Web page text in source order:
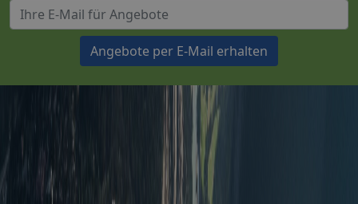
Angebote per E-Mail erhalten